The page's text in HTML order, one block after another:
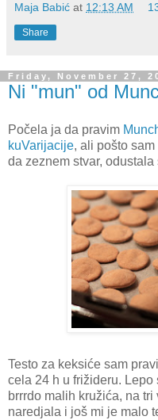
Maja Babić at 12:13 AM
Share
Friday, November 27,
Ni "mun" od
Počela ja da pravim
kuVarijacije, ali pošto
da zeznem stvar, odustala
Testo za keksiće sam
cela 24 h u frižideru.
brrrdo malih kružića, na
naredjala i još mi je malo